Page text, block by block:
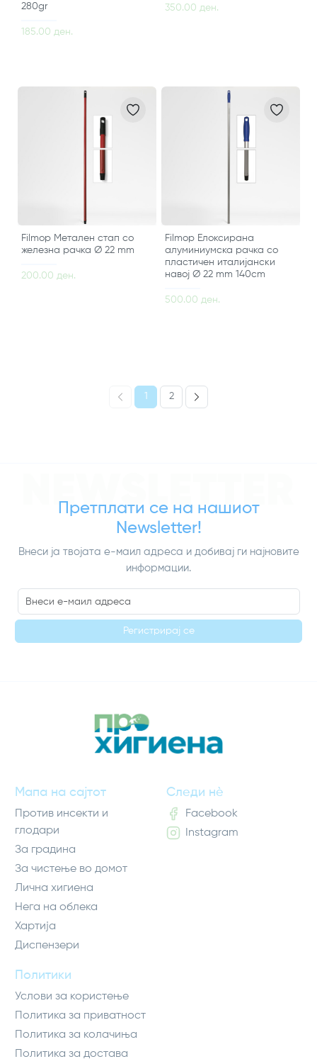
280gr
185.00 ден.
350.00 ден.
Filmop Метален стап со
железна рачка Ø 22 mm
200.00 ден.
Filmop Елоксирана
алуминиумска рачка со
пластичен италијански
навој Ø 22 mm 140cm
500.00 ден.
1 2
NEWSLETTER
Претплати се на нашиот
Newsletter!
Внеси ја твојата е-маил адреса и добивај ги најновите
информации.
Регистрирај се
Мапа на сајтот
Против инсекти и
глодари
За градина
За чистење во домот
Лична хигиена
Нега на облека
Хартија
Диспензери
Политики
Услови за користење
Политика за приватност
Политика за колачиња
Политика за достава
Следи нè
Facebook
Instagram